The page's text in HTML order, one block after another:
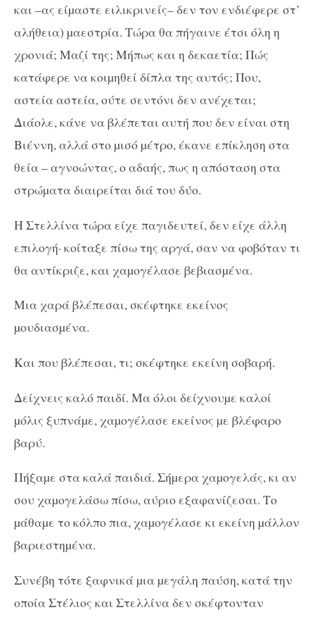
και –ας είµαστε ειλικρινείς– δεν τον ενδιέφερε στ’
αλήθεια) µαεστρία. Τώρα θα πήγαινε έτσι όλη η
χρονιά; Μαζί της; Μήπως και η δεκαετία; Πώς
κατάφερε να κοιµηθεί δίπλα της αυτός; Που,
αστεία αστεία, ούτε σεντόνι δεν ανέχεται;
Διάολε, κάνε να βλέπεται αυτή που δεν είναι στη
Βιέννη, αλλά στο µισό µέτρο, έκανε επίκληση στα
θεία – αγνοώντας, ο αδαής, πως η απόσταση στα
στρώµατα διαιρείται διά του δύο.
Η Στελλίνα τώρα είχε παγιδευτεί, δεν είχε άλλη
επιλογή· κοίταξε πίσω της αργά, σαν να φοβόταν τι
θα αντίκριζε, και χαµογέλασε βεβιασµένα.
Μια χαρά βλέπεσαι, σκέφτηκε εκείνος
µουδιασµένα.
Και που βλέπεσαι, τι; σκέφτηκε εκείνη σοβαρή.
Δείχνεις καλό παιδί. Μα όλοι δείχνουµε καλοί
µόλις ξυπνάµε, χαµογέλασε εκείνος µε βλέφαρο
βαρύ.
Πήξαµε στα καλά παιδιά. Σήµερα χαµογελάς, κι αν
σου χαµογελάσω πίσω, αύριο εξαφανίζεσαι. Το
µάθαµε το κόλπο πια, χαµογέλασε κι εκείνη µάλλον
βαριεστηµένα.
Συνέβη τότε ξαφνικά µια µεγάλη παύση, κατά την
οποία Στέλιος και Στελλίνα δεν σκέφτονταν